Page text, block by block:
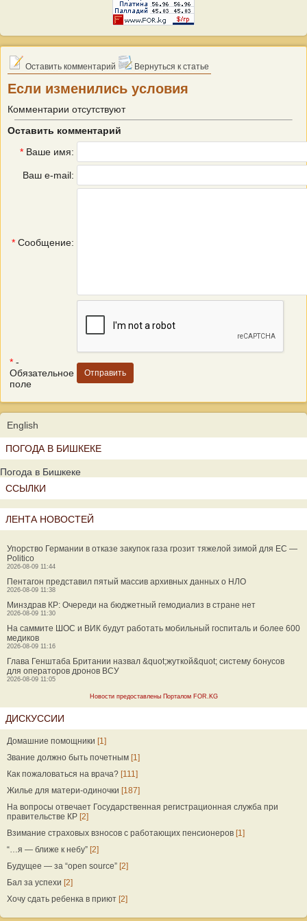
Оставить комментарий Вернуться к статье
Если изменились условия
Комментарии отсутствуют
Оставить комментарий
* Ваше имя:
Ваш e-mail:
* Сообщение:
* -
Обязательное
поле
English
ПОГОДА В БИШКЕКЕ
Погода в Бишкеке
ССЫЛКИ
ЛЕНТА НОВОСТЕЙ
Упорство Германии в отказе закупок газа грозит тяжелой зимой для ЕС —
Politico
2026-08-09 11:44
Пентагон представил пятый массив архивных данных о НЛО
2026-08-09 11:38
Минздрав КР: Очереди на бюджетный гемодиализ в стране нет
2026-08-09 11:30
На саммите ШОС и ВИК будут работать мобильный госпиталь и более 600
медиков
2026-08-09 11:16
Глава Генштаба Британии назвал &quot;жуткой&quot; систему бонусов
для операторов дронов ВСУ
2026-08-09 11:05
Новости предоставлены Порталом FOR.KG
ДИСКУССИИ
Домашние помощники [1]
Звание должно быть почетным [1]
Как пожаловаться на врача? [111]
Жилье для матери-одиночки [187]
На вопросы отвечает Государственная регистрационная служба при
правительстве КР [2]
Взимание страховых взносов с работающих пенсионеров [1]
“…я — ближе к небу” [2]
Будущее — за “open source” [2]
Бал за успехи [2]
Хочу сдать ребенка в приют [2]